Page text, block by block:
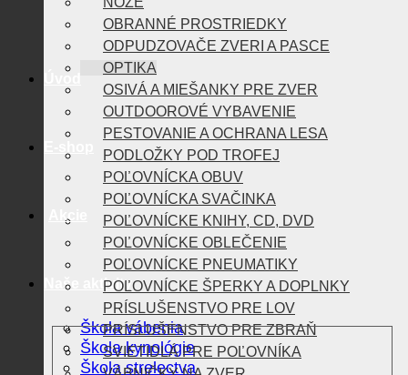
Akcie
Naše aktivity
Škola vábenia
Škola kynológie
Škola strelectva
Lovtek Podcast
Veľkoobchod
O nás
OPTIKA
OSIVÁ A MIEŠANKY PRE ZVER
OUTDOOROVÉ VYBAVENIE
PESTOVANIE A OCHRANA LESA
PODLOŽKY POD TROFEJ
POĽOVNÍCKA OBUV
POĽOVNÍCKA SVAČINKA
POĽOVNÍCKE KNIHY, CD, DVD
POĽOVNÍCKE OBLEČENIE
POĽOVNÍCKE PNEUMATIKY
POĽOVNÍCKE ŠPERKY A DOPLNKY
PRÍSLUŠENSTVO PRE LOV
PRÍSLUŠENSTVO PRE ZBRAŇ
SVIETIDLÁ PRE POĽOVNÍKA
VÁBNIČKY NA ZVER
VNADIDLÁ NA ZVER
VŠETKO NA SPOLOČNÉ POĽOVAČKY
VŠETKO POTREBNÉ NA JELENIU RUJU
VŠETKO PRE LOV SRNCA
VŠETKO PRE PSA
VYHRIEVANÉ OBLEČENIE A DOPLNKY
ZBRANE A STRELIVO